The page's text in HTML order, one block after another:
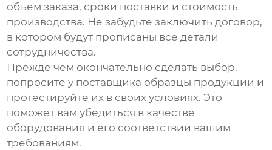
объем заказа, сроки поставки и стоимость
производства. Не забудьте заключить договор,
в котором будут прописаны все детали
сотрудничества.
Прежде чем окончательно сделать выбор,
попросите у поставщика образцы продукции и
протестируйте их в своих условиях. Это
поможет вам убедиться в качестве
оборудования и его соответствии вашим
требованиям.